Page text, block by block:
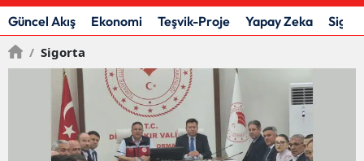
Afyonkarahisar
Ankara
Antalya
Güncel Akış Ekonomi Teşvik-Proje Yapay Zeka
/ Sigorta